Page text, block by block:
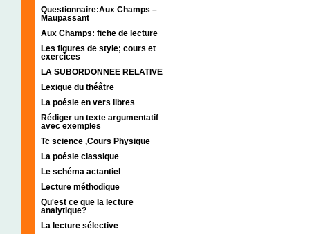
Questionnaire:Aux Champs –
Maupassant
Aux Champs: fiche de lecture
Les figures de style; cours et
exercices
LA SUBORDONNEE RELATIVE
Lexique du théâtre
La poésie en vers libres
Rédiger un texte argumentatif
avec exemples
Tc science ,Cours Physique
La poésie classique
Le schéma actantiel
Lecture méthodique
Qu'est ce que la lecture
analytique?
La lecture sélective